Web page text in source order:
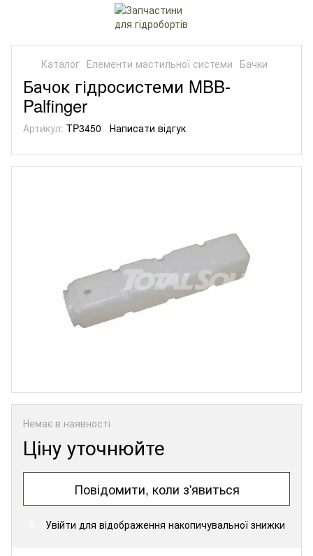
Каталог Елементи мастильної системи Бачки
Бачок гідросистеми MBB-
Palfinger
Артикул: TP3450 Написати відгук
Немає в наявності
Ціну уточнюйте
Повідомити, коли з'явиться
Увійти для відображення накопичувальної знижки